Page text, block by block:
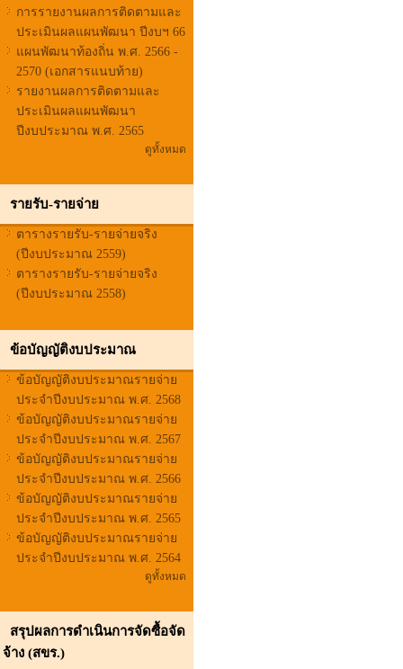
การรายงานผลการติดตามและ
ประเมินผลแผนพัฒนา ปีงบฯ 66
แผนพัฒนาท้องถิ่น พ.ศ. 2566 -
2570 (เอกสารแนบท้าย)
รายงานผลการติดตามและ
ประเมินผลแผนพัฒนา
ปีงบประมาณ พ.ศ. 2565
ดูทั้งหมด
รายรับ-รายจ่าย
ตารางรายรับ-รายจ่ายจริง
(ปีงบประมาณ 2559)
ตารางรายรับ-รายจ่ายจริง
(ปีงบประมาณ 2558)
ข้อบัญญัติงบประมาณ
ข้อบัญญัติงบประมาณรายจ่าย
ประจำปีงบประมาณ พ.ศ. 2568
ข้อบัญญัติงบประมาณรายจ่าย
ประจำปีงบประมาณ พ.ศ. 2567
ข้อบัญญัติงบประมาณรายจ่าย
ประจำปีงบประมาณ พ.ศ. 2566
ข้อบัญญัติงบประมาณรายจ่าย
ประจำปีงบประมาณ พ.ศ. 2565
ข้อบัญญัติงบประมาณรายจ่าย
ประจำปีงบประมาณ พ.ศ. 2564
ดูทั้งหมด
สรุปผลการดำเนินการจัดซื้อจัด
จ้าง (สขร.)